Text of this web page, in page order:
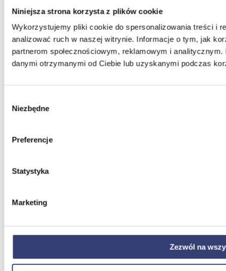
Niniejsza strona korzysta z plików cookie
Wykorzystujemy pliki cookie do spersonalizowania treści i
analizować ruch w naszej witrynie. Informacje o tym, jak
partnerom społecznościowym, reklamowym i
danymi otrzymanymi od Ciebie lub uzyskanymi podczas
zgody
Niezbędne
Preferencje
Statystyka
Marketing
Zezwól na
Rehabilitacja
Kinezyterapia
Sprzęt ortopedyczny
Więcej
Meble medyczne
Stoły
Podkłady, prześcieradła, śliniaki, ręczniki, czyściwo
Więcej
Stomatologia, protetyka i ortodoncja
Ortodoncja
Zdrowie i uroda
Fotele do masażu
Medycyna
Pulmonologia
Więcej